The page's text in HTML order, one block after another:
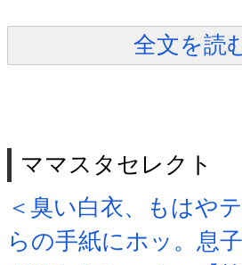
全文を読
ママスタセレクト
＜臭い白衣、もはや
らの手紙にホッ。息